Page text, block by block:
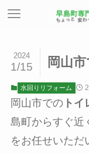
岡山
2024
1/15
水回りリフォーム
岡山市での ト
島町からすぐ近
をお任せいただ